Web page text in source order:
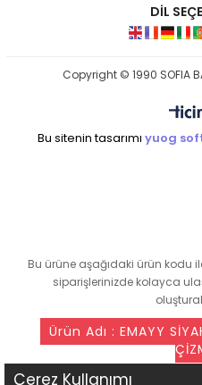
DİL
Copyright © 1990 SOFIA
Bu sitenin tasarımı yuog
Çerez Kullanımı
Bu ürüne aşağıdaki ürün kodu
siparişlerinizde kolayca
Ürün Adı : EMAYY